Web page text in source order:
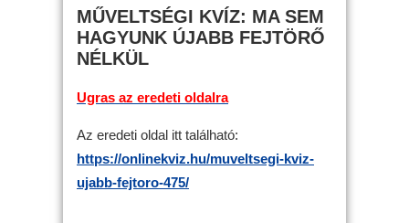
MŰVELTSÉGI KVÍZ: MA SEM
HAGYUNK ÚJABB FEJTÖRŐ
NÉLKÜL
Ugras az eredeti oldalra
Az eredeti oldal itt található:
https://onlinekviz.hu/muveltsegi-kviz-
ujabb-fejtoro-475/